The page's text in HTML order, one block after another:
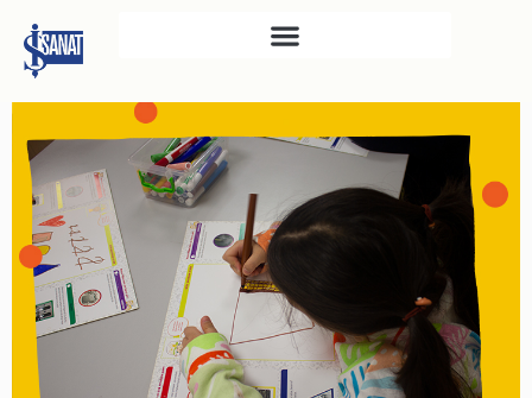
SAHNE SANATLARI
TÜRKIYE İŞ BANKASI
RESIM HEYKEL MÜZESI
TÜRKIYE İŞ BANKASI
MÜZESI
İKTISADI BAĞIMSIZLIK
MÜZESI